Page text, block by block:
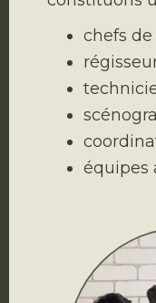
chefs
équipes